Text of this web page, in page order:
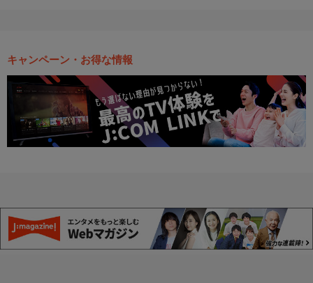
キャンペーン・お得な情報